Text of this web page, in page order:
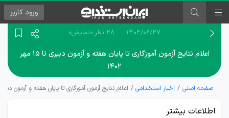
ورود کاربر
۱۴۰۲/۰۶/۲۷ 28 نظر «نمایش»
اعلام نتایج آزمون آموزگاری تا پایان هفته و آزمون دبیری تا ۱۵ مهر
۱۴۰۲
صفحه اصلی اخبار استخدامی اعلام نتایج آزمون آموزگاری تا پایان هفته و آزمون دبیری تا ۱۵
اطلاعات بیشتر